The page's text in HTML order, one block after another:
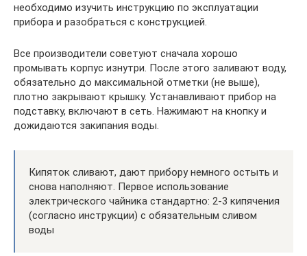
необходимо изучить инструкцию по эксплуатации
прибора и разобраться с конструкцией.
Все производители советуют сначала хорошо
промывать корпус изнутри. После этого заливают воду,
обязательно до максимальной отметки (не выше),
плотно закрывают крышку. Устанавливают прибор на
подставку, включают в сеть. Нажимают на кнопку и
дожидаются закипания воды.
Кипяток сливают, дают прибору немного остыть и
снова наполняют. Первое использование
электрического чайника стандартно: 2-3 кипячения
(согласно инструкции) с обязательным сливом
воды